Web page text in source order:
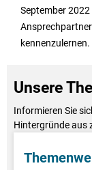
September
kennenzulernen.
Unsere
Informieren Sie
Hintergründe aus